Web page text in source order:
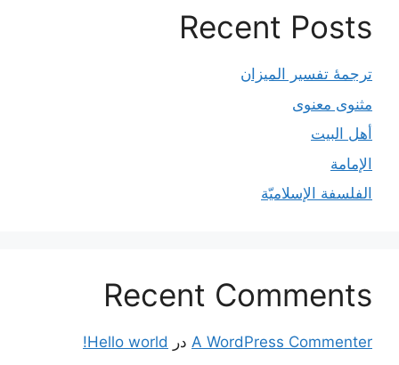
Recent Posts
ترجمۀ تفسیر المیزان
مثنوی معنوی
أهل البيت
الإمامة
الفلسفة الإسلاميّة
Recent Comments
A WordPress Commenter در Hello world!